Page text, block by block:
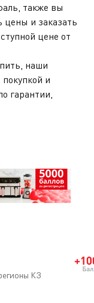
также вы
цены и заказать
цене от
наши
и
гарантии,
КЗ